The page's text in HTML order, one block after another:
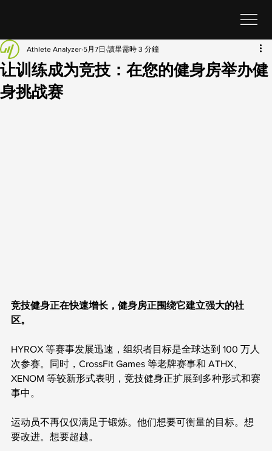
让训练成为竞技：在您的健身房举办健
身挑战赛
Athlete Analyzer 5月7日 讀畢需時 3 分鐘
竞技健身正在快速增长，健身房正围绕它建立强大的社
区。
HYROX 等赛事发展迅速，组织者目标是全球达到 100 万人
次参赛。同时，CrossFit Games 等老牌赛事和 ATHX、
XENOM 等较新形式表明，竞技健身正扩展到多种形式和赛
事中。
运动员不再仅仅满足于锻炼。他们想要可衡量的目标。想
要改进。想要超越。